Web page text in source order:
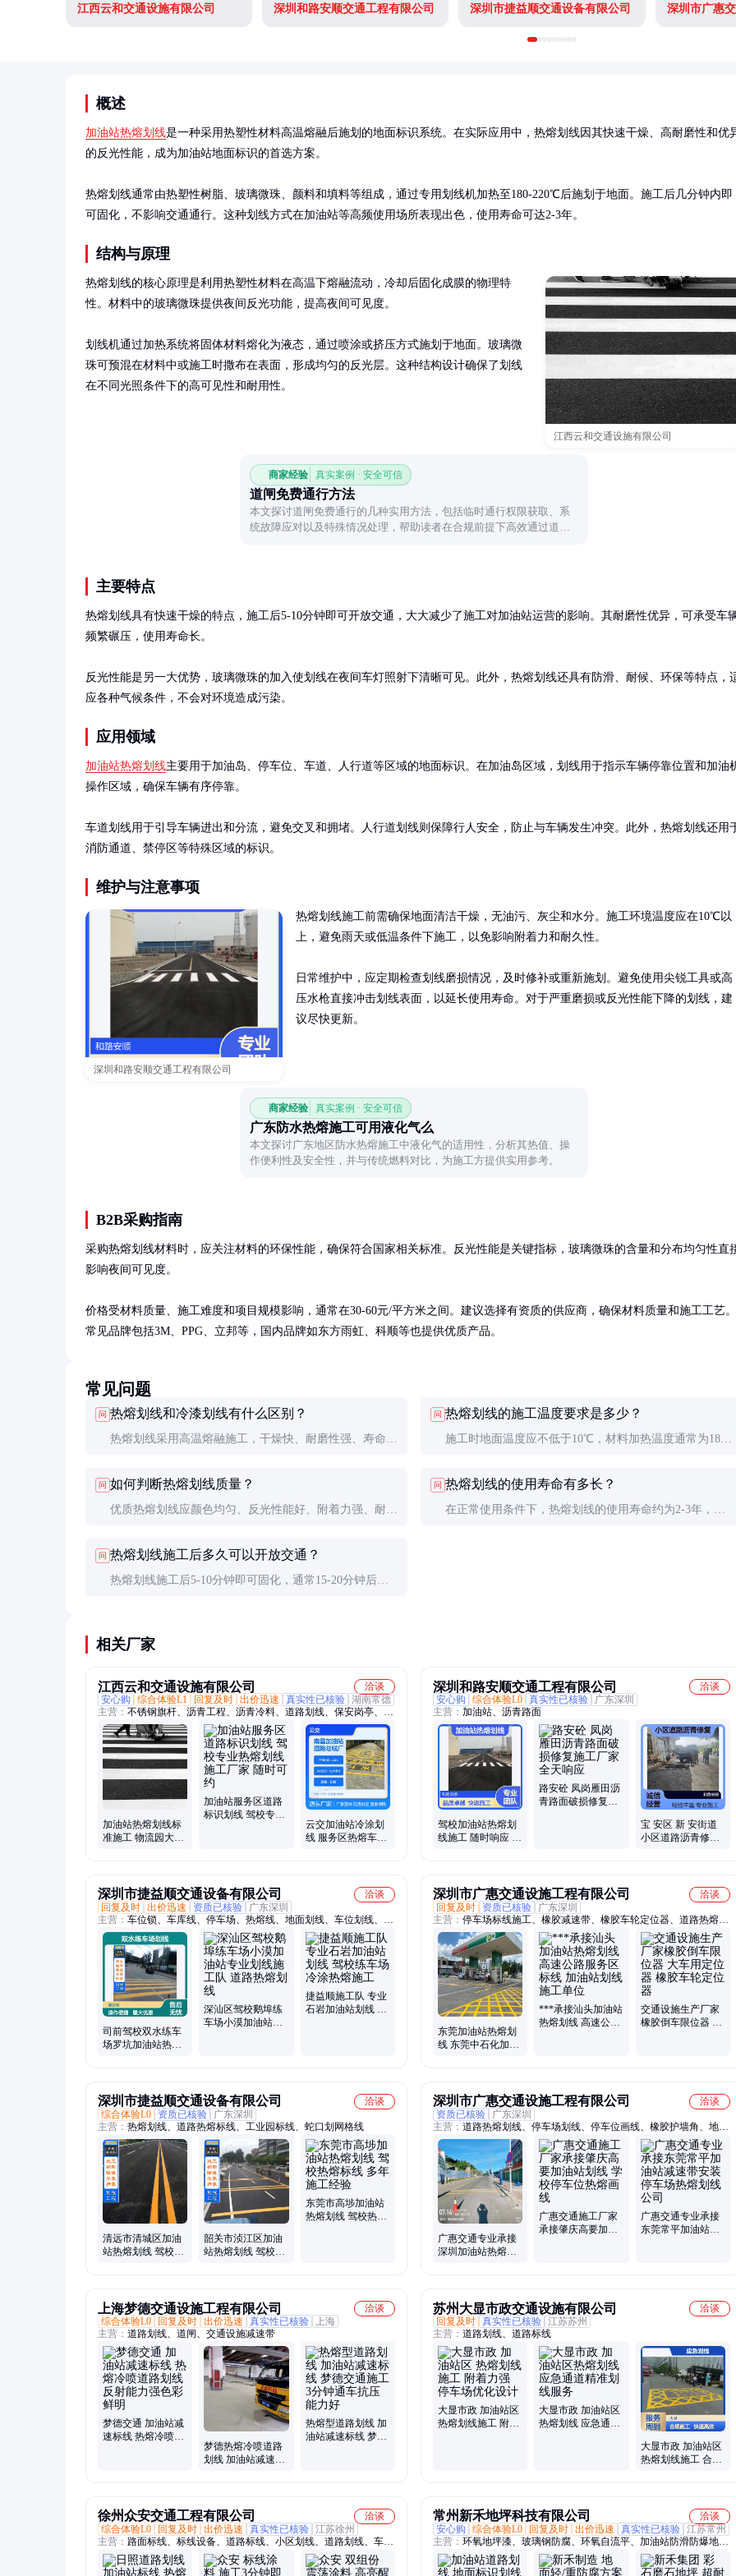
江西云和交通设施有限公司 深圳和路安顺交通工程有限公司 深圳市捷益顺交通设备有限公司
概述
加油站热熔划线是一种采用热塑性材料高温熔融后施划的地面标识系统。在实际应用中，热熔划线因其快速干燥、高耐磨性和优
的反光性能，成为加油站地面标识的首选方案。
热熔划线通常由热塑性树脂、玻璃微珠、颜料和填料等组成，通过专用划线机加热至180-220℃后施划于地面。施工后几分钟内即
可固化，不影响交通通行。这种划线方式在加油站等高频使用场所表现出色，使用寿命可达2-3年。
结构与原理
江西云和交通设施有限公司
热熔划线的核心原理是利用热塑性材料在高温下熔融流动，冷却后固化成膜的物理特
性。材料中的玻璃微珠提供夜间反光功能，提高夜间可见度。
划线机通过加热系统将固体材料熔化为液态，通过喷涂或挤压方式施划于地面。玻璃微
珠可预混在材料中或施工时撒布在表面，形成均匀的反光层。这种结构设计确保了划线
在不同光照条件下的高可见性和耐用性。
商家经验 真实案例 · 安全可信
道闸免费通行方法
本文探讨道闸免费通行的几种实用方法，包括临时通行权限获取、系
统故障应对以及特殊情况处理，帮助读者在合规前提下高效通过道
主要特点
热熔划线具有快速干燥的特点，施工后5-10分钟即可开放交通，大大减少了施工对加油站运营的影响。其耐磨性优异，可承受车
频繁碾压，使用寿命长。
反光性能是另一大优势，玻璃微珠的加入使划线在夜间车灯照射下清晰可见。此外，热熔划线还具有防滑、耐候、环保等特点，
应各种气候条件，不会对环境造成污染。
应用领域
加油站热熔划线主要用于加油岛、停车位、车道、人行道等区域的地面标识。在加油岛区域，划线用于指示车辆停靠位置和加油
操作区域，确保车辆有序停靠。
车道划线用于引导车辆进出和分流，避免交叉和拥堵。人行道划线则保障行人安全，防止与车辆发生冲突。此外，热熔划线还用
消防通道、禁停区等特殊区域的标识。
维护与注意事项
深圳和路安顺交通工程有限公司
热熔划线施工前需确保地面清洁干燥，无油污、灰尘和水分。施工环境温度应在10℃以
上，避免雨天或低温条件下施工，以免影响附着力和耐久性。
日常维护中，应定期检查划线磨损情况，及时修补或重新施划。避免使用尖锐工具或高
压水枪直接冲击划线表面，以延长使用寿命。对于严重磨损或反光性能下降的划线，建
议尽快更新。
商家经验 真实案例 · 安全可信
广东防水热熔施工可用液化气么
本文探讨广东地区防水热熔施工中液化气的适用性，分析其热值、操
作便利性及安全性，并与传统燃料对比，为施工方提供实用参考。
B2B采购指南
采购热熔划线材料时，应关注材料的环保性能，确保符合国家相关标准。反光性能是关键指标，玻璃微珠的含量和分布均匀性直
影响夜间可见度。
价格受材料质量、施工难度和项目规模影响，通常在30-60元/平方米之间。建议选择有资质的供应商，确保材料质量和施工工艺。
常见品牌包括3M、PPG、立邦等，国内品牌如东方雨虹、科顺等也提供优质产品。
常见问题
问 热熔划线和冷漆划线有什么区别？
热熔划线采用高温熔融施工，干燥快、耐磨性强、寿命
但成本较低。加油站等高强度使用场所推荐热熔划线。
问 热熔划线的施工温度要求是多少？
施工时地面温度应不低于10℃，材料加热温度通常为180-
建议施工。
问 如何判断热熔划线质量？
优质热熔划线应颜色均匀、反光性能好、附着力强、耐磨
问 热熔划线的使用寿命有多长？
在正常使用条件下，热熔划线的使用寿命约为2-3年，具
问 热熔划线施工后多久可以开放交通？
热熔划线施工后5-10分钟即可固化，通常15-20分钟后可
相关厂家
江西云和交通设施有限公司
洽谈
安心购
综合体验L1 回复及时 出价迅速 真实性已核验 湖南常德
主营： 不锈钢旗杆、沥青工程、沥青冷料、道路划线、保安岗亭、交
通设施产品、道路标牌限高架、电动门、遮阳/遮雨蓬、地坪、公交
站台
加油站热熔划线标
准施工 物流园大货
加油站服务区道路
标识划线 驾校专业
云交加油站冷涂划
线 服务区热熔车位
深圳和路安顺交通工程有限公司
洽谈
安心购
综合体验L0 真实性已核验
广东深圳
主营： 加油站、沥青路面
驾校加油站热熔划
线施工 随时响应 多
路安砼 凤岗雁田沥
青路面破损修复施
宝 安区 新 安街道
小区道路沥青修复
深圳市捷益顺交通设备有限公司
洽谈
回复及时 出价迅速 资质已核验
广东深圳
主营： 车位锁、车库线、停车场、热熔线、地面划线、车位划线、本
地划线、园区划线、停车位、水泥砖、熔标线、通道线、挡轮杆、防
撞柱、油漆线、车道线、防护桩、防撞杆、隔离栏、防撞栏、斑马
线、透水砖、禁格线、车位线、本地标线
司前驾校双水练车
场罗坑加油站热熔
深汕区驾校鹅埠练
车场小漠加油站专
捷益顺施工队 专业
石岩加油站划线 驾
深圳市广惠交通设施工程有限公司
洽谈
回复及时
资质已核验
广东深圳
主营： 停车场标线施工、橡胶减速带、橡胶车轮定位器、道路热熔划
线工程、橡胶护墙角、停车场图纸设计、LED灯箱吊牌
东莞加油站热熔划
线 东莞中石化加油
***承接汕头加油站
热熔划线 高速公路
交通设施生产厂家
橡胶倒车限位器 大
深圳市捷益顺交通设备有限公司
洽谈
综合体验L0
资质已核验
广东深圳
主营： 热熔划线、道路热熔标线、工业园标线、蛇口划网格线
清远市清城区加油
站热熔划线 驾校热
韶关市浈江区加油
站热熔划线 驾校热
东莞市高埗加油站
热熔划线 驾校热熔
深圳市广惠交通设施工程有限公司
洽谈
资质已核验
广东深圳
主营： 道路热熔划线、停车场划线、停车位画线、橡胶护墙角、地坪
漆
广惠交通专业承接
深圳加油站热熔划
广惠交通施工厂家
承接肇庆高要加油
广惠交通专业承接
东莞常平加油站减
上海梦德交通设施工程有限公司
洽谈
综合体验L0
回复及时 出价迅速 真实性已核验
上海
主营： 道路划线、道闸、交通设施减速带
梦德交通 加油站减
速标线 热熔冷喷道
梦德热熔冷喷道路
划线 加油站减速标
热熔型道路划线 加
油站减速标线 梦德
苏州大显市政交通设施有限公司
洽谈
回复及时 真实性已核验 江苏苏州
主营： 道路划线、道路标线
大显市政 加油站区
热熔划线施工 附着
大显市政 加油站区
热熔划线 应急通道
大显市政 加油站区
热熔划线施工 合规
徐州众安交通工程有限公司
洽谈
综合体验L0
回复及时 出价迅速 真实性已核验 江苏徐州
主营： 路面标线、标线设备、道路标线、小区划线、道路划线、车库
划线、厂区划线、停车场划线、物流园划线、工业园区划线、标线施
工、景区彩虹线、高速路标线、小区车库标线、地下车库标线、羽毛
常州新禾地坪科技有限公司
洽谈
安心购
综合体验L0 回复及时 出价迅速 真实性已核验 江苏常州
主营： 环氧地坪漆、玻璃钢防腐、环氧自流平、加油站防滑防爆地
坪、聚氨酯砂浆地坪、固化地坪、不发火防静电地坪、玻璃钢制品、
FRP玻璃钢水箱、碳钢池体、玻璃钢一体化污水处理设备